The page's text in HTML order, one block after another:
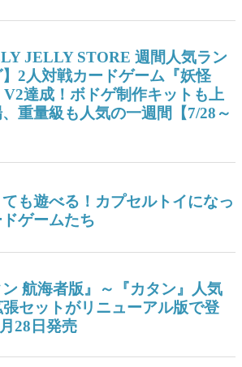
JELLY STORE 週間人気ラン
2人対戦カードゲーム『妖怪
V2達成！ボドゲ制作キットも上
重量級も人気の一週間【7/28～
も遊べる！カプセルトイになっ
ゲームたち
ン 航海者版』～『カタン』人気
張セットがリニューアル版で登
28日発売